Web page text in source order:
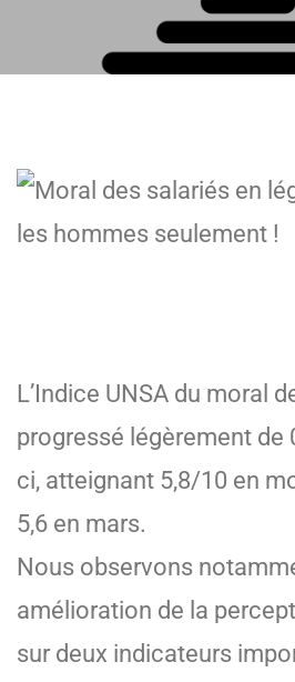
L’Indice UNSA du moral
progressé légèrement de
ci, atteignant 5,8/10 en
5,6 en mars.
Nous observons
amélioration de la
sur deux indicateurs